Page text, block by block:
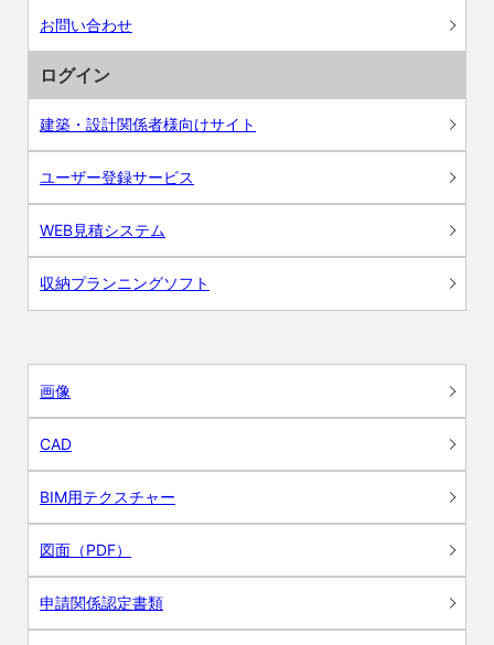
お問い合わせ
ログイン
建築・設計関係者様向けサイト
ユーザー登録サービス
WEB見積システム
収納プランニングソフト
画像
CAD
BIM用テクスチャー
図面（PDF）
申請関係認定書類